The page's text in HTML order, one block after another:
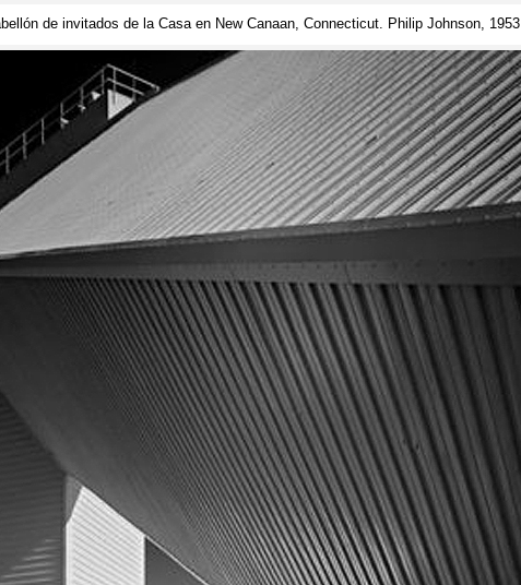
de invitados de la Casa en New Canaan Connecticut Philip Johnson , 1953